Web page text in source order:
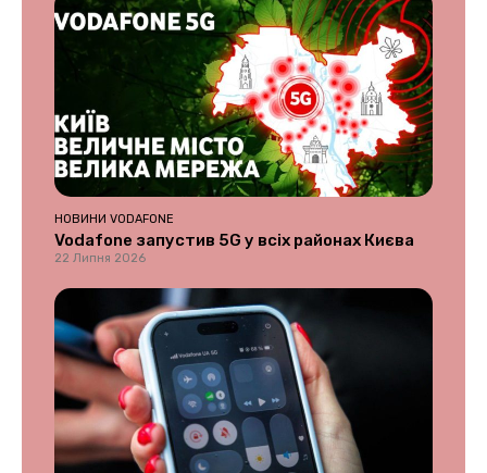
НОВИНИ VODAFONE
Vodafone запустив 5G у всіх районах Києва
22 Липня 2026